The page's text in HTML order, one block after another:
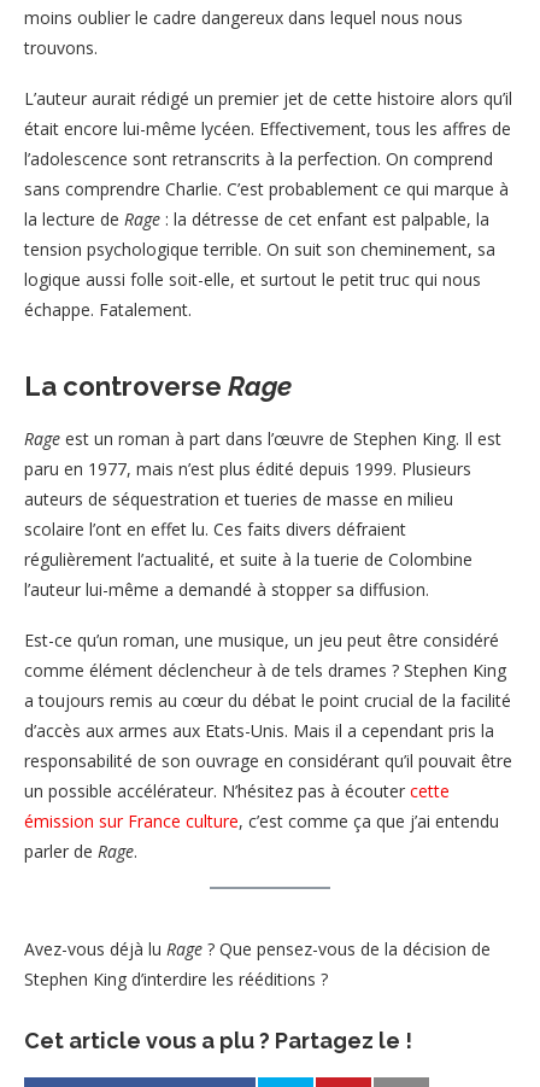
moins oublier le cadre dangereux dans lequel nous nous
trouvons.
L’auteur aurait rédigé un premier jet de cette histoire alors qu’il
était encore lui-même lycéen. Effectivement, tous les affres de
l’adolescence sont retranscrits à la perfection. On comprend
sans comprendre Charlie. C’est probablement ce qui marque à
la lecture de Rage : la détresse de cet enfant est palpable, la
tension psychologique terrible. On suit son cheminement, sa
logique aussi folle soit-elle, et surtout le petit truc qui nous
échappe. Fatalement.
La controverse Rage
Rage est un roman à part dans l’œuvre de Stephen King. Il est
paru en 1977, mais n’est plus édité depuis 1999. Plusieurs
auteurs de séquestration et tueries de masse en milieu
scolaire l’ont en effet lu. Ces faits divers défraient
régulièrement l’actualité, et suite à la tuerie de Colombine
l’auteur lui-même a demandé à stopper sa diffusion.
Est-ce qu’un roman, une musique, un jeu peut être considéré
comme élément déclencheur à de tels drames ? Stephen King
a toujours remis au cœur du débat le point crucial de la facilité
d’accès aux armes aux Etats-Unis. Mais il a cependant pris la
responsabilité de son ouvrage en considérant qu’il pouvait être
un possible accélérateur. N’hésitez pas à écouter cette
émission sur France culture, c’est comme ça que j’ai entendu
parler de Rage.
Avez-vous déjà lu Rage ? Que pensez-vous de la décision de
Stephen King d’interdire les rééditions ?
Cet article vous a plu ? Partagez le !